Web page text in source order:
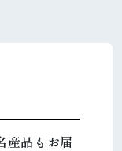
産品もお届